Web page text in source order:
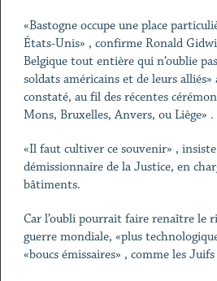
«Bastogne occupe une place
États-Unis» , confirme Ronald
Belgique tout entière qui n’oublie
soldats américains et de leurs
constaté, au fil des récentes
Mons, Bruxelles, Anvers, ou Liège» .
«Il faut cultiver ce souvenir» ,
démissionnaire de la Justice, en
bâtiments.
Car l’oubli pourrait faire renaître le
guerre mondiale, «plus
«boucs émissaires» , comme les Juifs